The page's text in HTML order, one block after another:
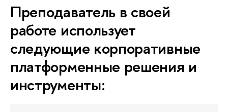
Преподаватель в своей
работе использует
следующие корпоративные
платформенные решения и
инструменты: